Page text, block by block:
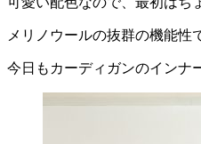
メリノウールの抜群の機能性
今日もカーディガンのインナ